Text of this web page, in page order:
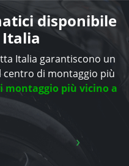
disponibile
Italia garantiscono un
di montaggio più
montaggio più vicino a
›